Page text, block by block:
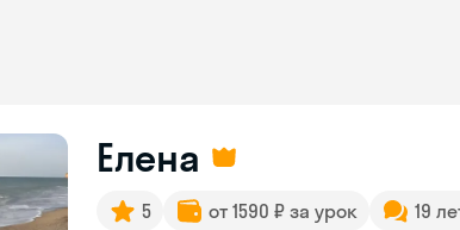
Елена
5 от 1590 ₽ за урок 19